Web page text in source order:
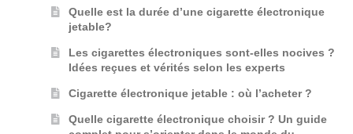
Quelle est la durée d’une cigarette électronique
jetable?
Les cigarettes électroniques sont-elles nocives ?
Idées reçues et vérités selon les experts
Cigarette électronique jetable : où l’acheter ?
Quelle cigarette électronique choisir ? Un guide